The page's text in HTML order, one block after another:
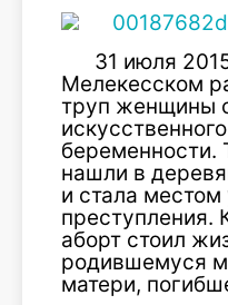
31 июля
Мелекесском
труп женщины
нашли в
и стала
преступления.
аборт стоил
родившемуся
матери,